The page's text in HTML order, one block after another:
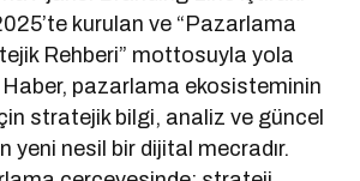
kurulan ve “Pazarlama
Rehberi” mottosuyla yola
Haber, pazarlama ekosisteminin
stratejik bilgi, analiz ve güncel
yeni nesil bir dijital mecradır.